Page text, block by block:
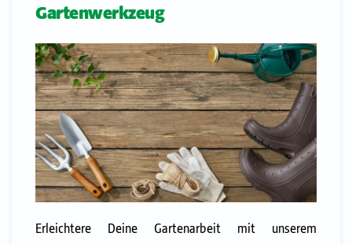
Gartenwerkzeug
Erleichtere Deine Gartenarbeit mit unserem